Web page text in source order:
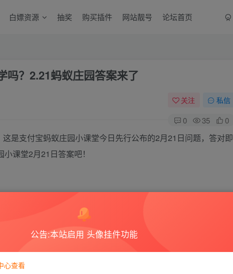
白嫖资源 抽奖 购买插件 网站靓号 论坛首页
吗？2.21蚂蚁庄园答案来了
关注 私信
0 35 0
是支付宝蚂蚁庄园小课堂今日先行公布的2月21日问题，答对即
课堂2月21日答案吧！
公告:本站启用 头像挂件功能
心查看